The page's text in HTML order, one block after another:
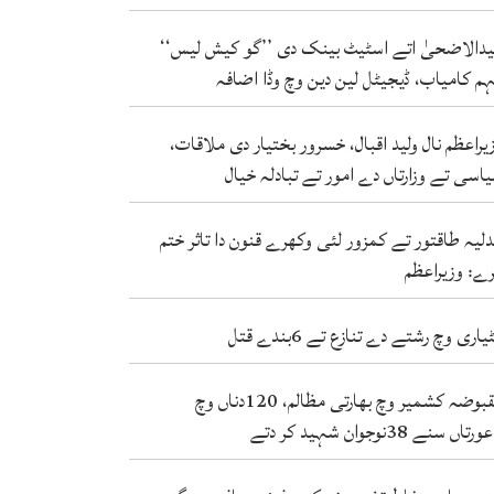
اتے اسٹیٹ بینک دی ’’گو کیش لیس‘‘
کامیاب، ڈیجیٹل لین دین وچ وڈا اضافہ
نال ولید اقبال، خسرور بختیار دی ملاقات،
تے وزارتاں دے امور تے تبادلہ خیال
طاقتور تے کمزور لئی وکھرے قنون دا تاثر ختم
وزیراعظم
وچ رشتے دے تنازع تے 6بندے قتل
مقبوضہ کشمیر وچ بھارتی مظالم، 120دناں وچ